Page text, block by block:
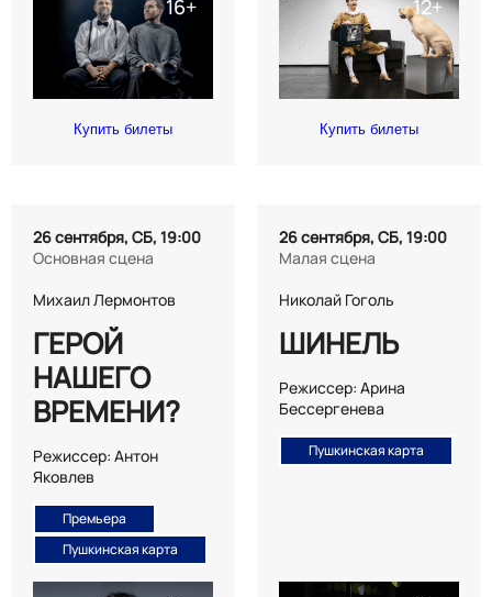
Купить билеты Купить билеты
26 сентября, СБ, 19:00
Основная сцена
Михаил Лермонтов
ГЕРОЙ
НАШЕГО
ВРЕМЕНИ?
Режиссер: Антон
Яковлев
Премьера
Пушкинская карта
26 сентября, СБ, 19:00
Малая сцена
Николай Гоголь
ШИНЕЛЬ
Режиссер: Арина
Бессергенева
Пушкинская карта